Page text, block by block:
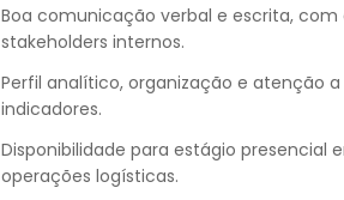
Boa comunicação verbal e escrita,
stakeholders internos.
Perfil analítico, organização e atenção
indicadores.
Disponibilidade para estágio presencial
operações logísticas.